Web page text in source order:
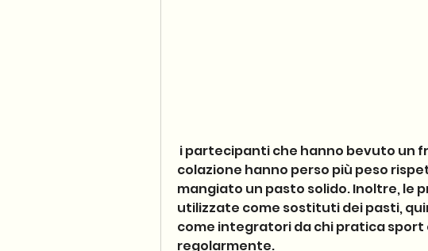
colazione hanno perso più peso
mangiato un pasto solido. Inoltre, le
utilizzate come sostituti dei pasti,
come integratori da chi pratica sport
regolarmente.